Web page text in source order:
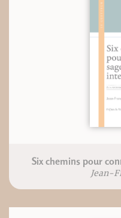
Six chemins pour
Jean-